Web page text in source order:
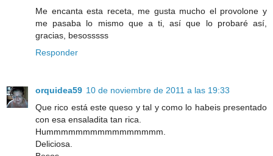
Me encanta esta receta, me gusta mucho el provolone y
me pasaba lo mismo que a ti, así que lo probaré así,
gracias, besosssss
Responder
orquidea59 10 de noviembre de 2011 a las 19:33
Que rico está este queso y tal y como lo habeis presentado
con esa ensaladita tan rica.
Hummmmmmmmmmmmmmmm.
Deliciosa.